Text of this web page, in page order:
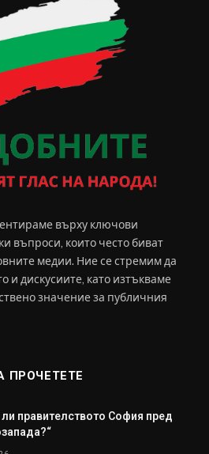
върху ключови
въпроси, които често биват
медии. Ние се стремим да
и дискусиите, като изтъкваме
значение за публичния
ПРОЧЕТЕТЕ
ли правителството София пред